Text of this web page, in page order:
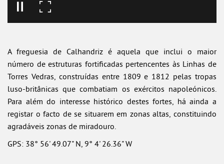
A freguesia de Calhandriz é aquela que inclui o maior
número de estruturas fortificadas pertencentes às Linhas de
Torres Vedras, construídas entre 1809 e 1812 pelas tropas
luso-britânicas que combatiam os exércitos napoleónicos.
Para além do interesse histórico destes fortes, há ainda a
registar o facto de se situarem em zonas altas, constituindo
agradáveis zonas de miradouro.
GPS: 38° 56' 49.07" N, 9° 4' 26.36" W